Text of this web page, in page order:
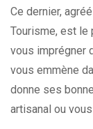
Ce dernier,
Tourisme, est
vous imprégner
vous emmène
donne ses
artisanal ou